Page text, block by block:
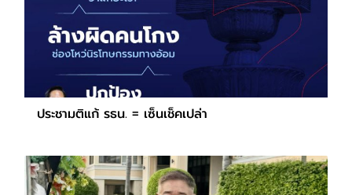
ประชามติแก้ รธน. = เซ็นเช็คเปล่า